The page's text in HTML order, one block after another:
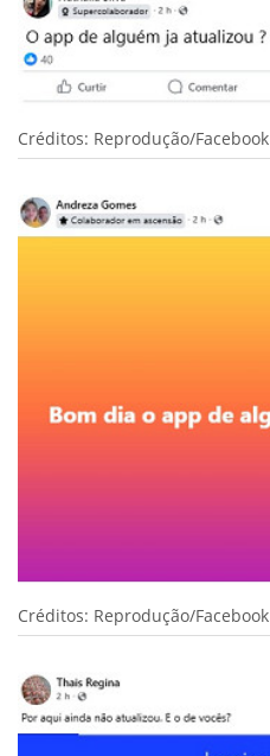
Créditos: Reprodução/Facebook
Créditos: Reprodução/Facebook